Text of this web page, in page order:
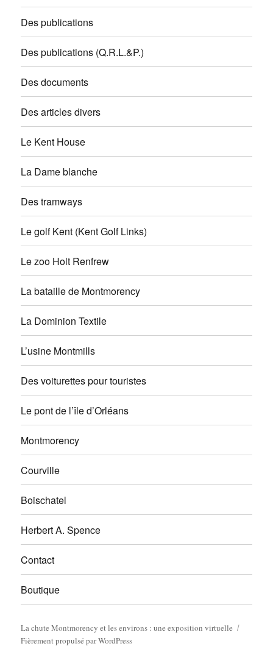
Des publications
Des publications (Q.R.L.&P.)
Des documents
Des articles divers
Le Kent House
La Dame blanche
Des tramways
Le golf Kent (Kent Golf Links)
Le zoo Holt Renfrew
La bataille de Montmorency
La Dominion Textile
L’usine Montmills
Des voiturettes pour touristes
Le pont de l’île d’Orléans
Montmorency
Courville
Boischatel
Herbert A. Spence
Contact
Boutique
La chute Montmorency et les environs : une exposition virtuelle
Fièrement propulsé par WordPress